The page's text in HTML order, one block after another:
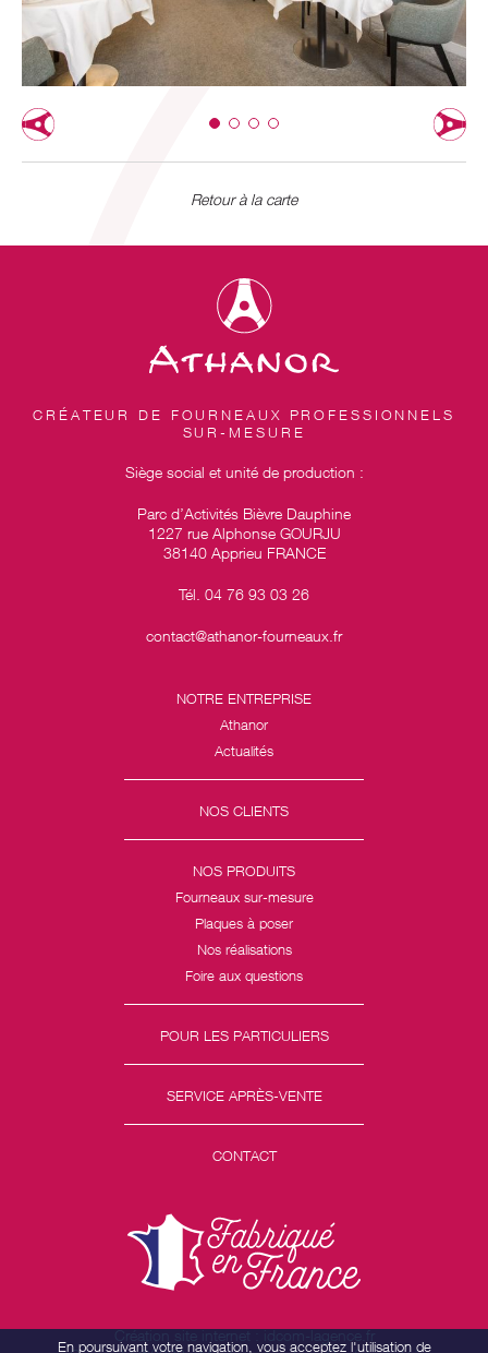
Retour à la carte
CRÉATEUR DE FOURNEAUX PROFESSIONNELS
SUR-MESURE
Siège social et unité de production :
Parc d’Activités Bièvre Dauphine
1227 rue Alphonse GOURJU
38140 Apprieu FRANCE
Tél. 04 76 93 03 26
contact@athanor-fourneaux.fr
NOTRE ENTREPRISE
Athanor
Actualités
NOS CLIENTS
NOS PRODUITS
Fourneaux sur-mesure
Plaques à poser
Nos réalisations
Foire aux questions
POUR LES PARTICULIERS
SERVICE APRÈS-VENTE
CONTACT
Création site internet : idcom-lagence.fr
En poursuivant votre navigation, vous acceptez l'utilisation de